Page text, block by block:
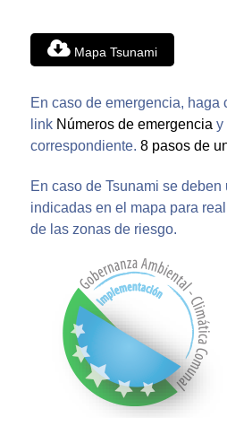
Mapa Tsunami
En caso de emergencia, haga
link Números de emergencia y
correspondiente. 8 pasos de
En caso de Tsunami se
indicadas en el mapa para
de las zonas de riesgo.